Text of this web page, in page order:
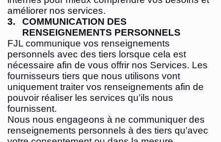
améliorer nos services.
COMMUNICATION DES
RENSEIGNEMENTS PERSONNELS
FJL communique vos renseignements
personnels avec des tiers lorsque cela est
nécessaire afin de vous offrir nos Services. Les
fournisseurs tiers que nous utilisons vont
uniquement traiter vos renseignements afin de
pouvoir réaliser les services qu’ils nous
fournissent.
Nous nous engageons à ne communiquer des
renseignements personnels à des tiers qu’avec